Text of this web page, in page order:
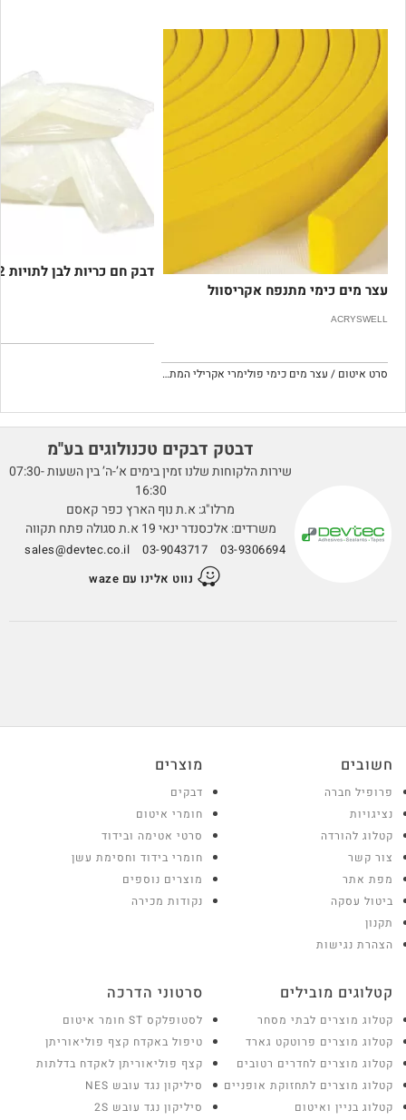
עצר מים כימי מתנפח אקריסוול
ACRYSWELL
סרט איטום / עצר מים כימי פולימרי אקרילי המתנפח במגע עם מים.
דבק חם כריות לבן לתויות CL-R2332
דבטק דבקים טכנולוגים בע''מ
שירות הלקוחות שלנו זמין בימים א’-ה’ בין השעות 07:30-
16:30
מרלו"ג: א.ת נוף הארץ כפר קאסם
משרדים: אלכסנדר ינאי 19 א.ת סגולה פתח תקווה
03-9306694
03-9043717
sales@devtec.co.il
נווט אלינו עם waze
חשובים
פרופיל חברה
נציגויות
קטלוג להורדה
צור קשר
מפת אתר
ביטול עסקה
תקנון
הצהרת נגישות
מוצרים
דבקים
חומרי איטום
סרטי אטימה ובידוד
חומרי בידוד וחסימת עשן
מוצרים נוספים
נקודות מכירה
קטלוגים מובילים
קטלוג מוצרים לבתי מסחר
קטלוג מוצרים פרוטקט גארד
קטלוג מוצרים לחדרים רטובים
קטלוג מוצרים לתחזוקת אופניים
קטלוג בניין ואיטום
סרטוני הדרכה
לסטופלקס ST חומר איטום
טיפול באקדח קצף פוליאוריתן
קצף פוליאוריתן לאקדח בדלתות
סיליקון נגד עובש NES
סיליקון נגד עובש 2S